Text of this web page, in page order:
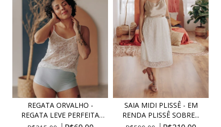
REGATA ORVALHO -
REGATA LEVE PERFEITA
PA...
SAIA MIDI PLISSÊ - EM
RENDA PLISSÊ SOBRE...